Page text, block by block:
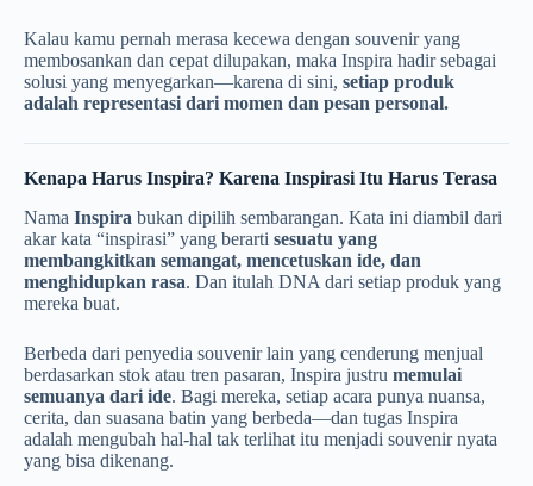
Kalau kamu pernah merasa kecewa dengan souvenir yang
membosankan dan cepat dilupakan, maka Inspira hadir sebagai
solusi yang menyegarkan—karena di sini, setiap produk
adalah representasi dari momen dan pesan personal.
Kenapa Harus Inspira? Karena Inspirasi Itu Harus Terasa
Nama Inspira bukan dipilih sembarangan. Kata ini diambil dari
akar kata “inspirasi” yang berarti sesuatu yang
membangkitkan semangat, mencetuskan ide, dan
menghidupkan rasa. Dan itulah DNA dari setiap produk yang
mereka buat.
Berbeda dari penyedia souvenir lain yang cenderung menjual
berdasarkan stok atau tren pasaran, Inspira justru memulai
semuanya dari ide. Bagi mereka, setiap acara punya nuansa,
cerita, dan suasana batin yang berbeda—dan tugas Inspira
adalah mengubah hal-hal tak terlihat itu menjadi souvenir nyata
yang bisa dikenang.